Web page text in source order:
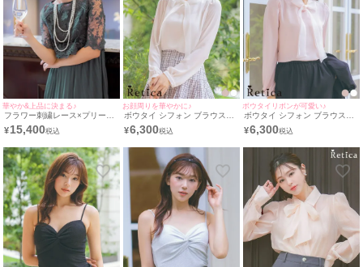
華やか&上品に決まる♪
フラワー刺繍レース×プリーツ
切り替えミモレ丈パーティード
レス (Sサイズ～3Lサイズ)
¥15,400
お顔周りを華やかに♪
ボウタイ シフォン ブラウス
[Retica/レティカ]
¥6,300
ボウタイリボンが可愛い♪
ボウタイ シフォン ブラウス
[Retica/レティカ]
¥6,300